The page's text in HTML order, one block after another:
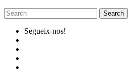
Segueix-nos!